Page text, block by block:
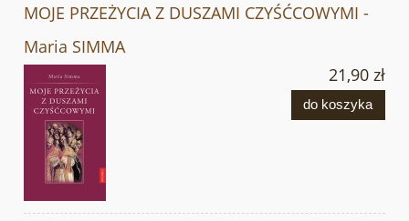
MOJE PRZEŻYCIA Z DUSZAMI CZYŚĆCOWYMI -
Maria SIMMA
21,90 zł
do koszyka